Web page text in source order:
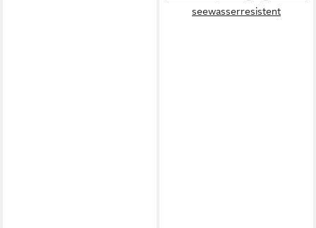
seewasserresistent